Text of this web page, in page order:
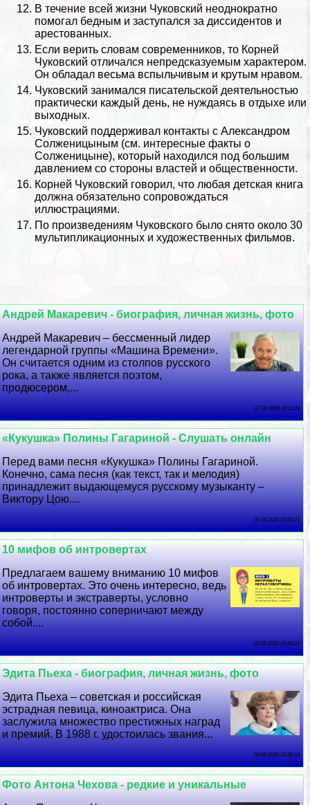
В течение всей жизни Чуковский неоднократно
помогал бедным и заступался за диссидентов и
арестованных.
Если верить словам современников, то Корней
Чуковский отличался непредсказуемым хаpaктером.
Он обладал весьма вспыльчивым и крутым нравом.
Чуковский занимался писательской деятельностью
пpaктически каждый день, не нуждаясь в отдыхе или
выходных.
Чуковский поддерживал контакты с Александром
Солженицыным (см. интересные факты о
Солженицыне), который находился под большим
давлением со стороны властей и общественности.
Корней Чуковский говорил, что любая детская книга
должна обязательно сопровождаться
иллюстрациями.
По произведениям Чуковского было снято около 30
мультипликационных и художественных фильмов.
Андрей Макаревич - биография, личная жизнь, фото
Андрей Макаревич – бессменный лидер
легендарной группы «Машина Времени».
Он считается одним из столпов русского
рока, а также является поэтом,
продюсером,...
07 08 2026 19:11:29
«Кукушка» Полины Гагариной - Слушать онлайн
Перед вами песня «Кукушка» Полины Гагариной.
Конечно, сама песня (как текст, так и мелодия)
принадлежит выдающемуся русскому музыканту –
Виктору Цою....
06 08 2026 23:54:21
10 мифов об интровертах
Предлагаем вашему вниманию 10 мифов
об интровертах. Это очень интересно, ведь
интроверты и экстраверты, условно
говоря, постоянно соперничают между
собой....
05 08 2026 16:48:21
Эдита Пьеха - биография, личная жизнь, фото
Эдита Пьеха – советская и российская
эстрадная певица, киноактриса. Она
заслужила множество престижных наград
и премий. В 1988 г. удостоилась звания...
04 08 2026 22:42:16
Фото Антона Чехова - редкие и уникальные